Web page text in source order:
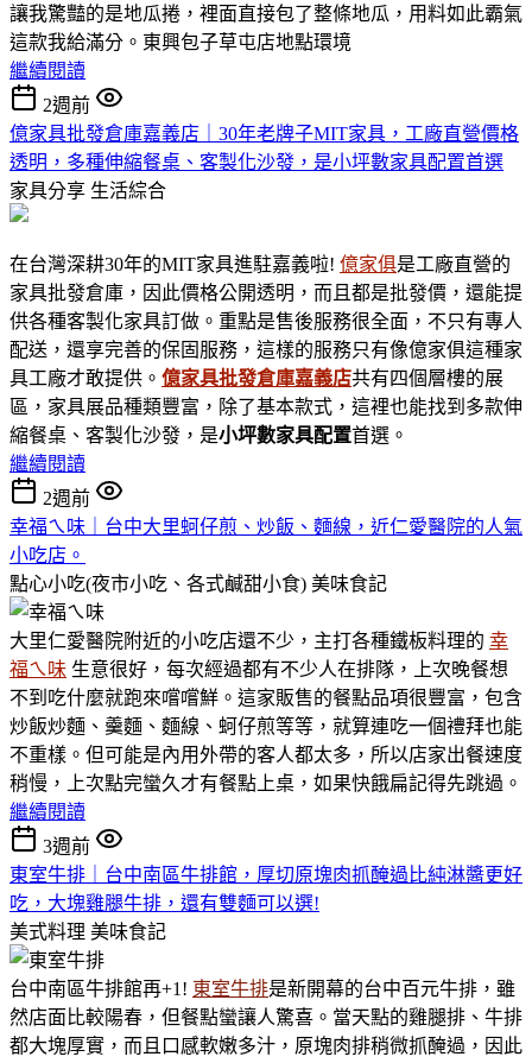
讓我驚豔的是地瓜捲，裡面直接包了整條地瓜，用料如此霸氣
這款我給滿分。東興包子草屯店地點環境
繼續閱讀
2週前
億家具批發倉庫嘉義店｜30年老牌子MIT家具，工廠直營價格
透明，多種伸縮餐桌、客製化沙發，是小坪數家具配置首選
家具分享 生活綜合
在台灣深耕30年的MIT家具進駐嘉義啦! 億家俱是工廠直營的
家具批發倉庫，因此價格公開透明，而且都是批發價，還能提
供各種客製化家具訂做。重點是售後服務很全面，不只有專人
配送，還享完善的保固服務，這樣的服務只有像億家俱這種家
具工廠才敢提供。 億家具批發倉庫嘉義店共有四個層樓的展
區，家具展品種類豐富，除了基本款式，這裡也能找到多款伸
縮餐桌、客製化沙發，是小坪數家具配置首選。
繼續閱讀
2週前
幸福ㄟ味｜台中大里蚵仔煎、炒飯、麵線，近仁愛醫院的人氣
小吃店。
點心小吃(夜市小吃、各式鹹甜小食) 美味食記
大里仁愛醫院附近的小吃店還不少，主打各種鐵板料理的 幸
福ㄟ味 生意很好，每次經過都有不少人在排隊，上次晚餐想
不到吃什麼就跑來嚐嚐鮮。這家販售的餐點品項很豐富，包含
炒飯炒麵、羹麵、麵線、蚵仔煎等等，就算連吃一個禮拜也能
不重樣。但可能是內用外帶的客人都太多，所以店家出餐速度
稍慢，上次點完蠻久才有餐點上桌，如果快餓扁記得先跳過。
繼續閱讀
3週前
東室牛排｜台中南區牛排館，厚切原塊肉抓醃過比純淋醬更好
吃，大塊雞腿牛排，還有雙麵可以選!
美式料理 美味食記
台中南區牛排館再+1! 東室牛排是新開幕的台中百元牛排，雖
然店面比較陽春，但餐點蠻讓人驚喜。當天點的雞腿排、牛排
都大塊厚實，而且口感軟嫩多汁，原塊肉排稍微抓醃過，因此